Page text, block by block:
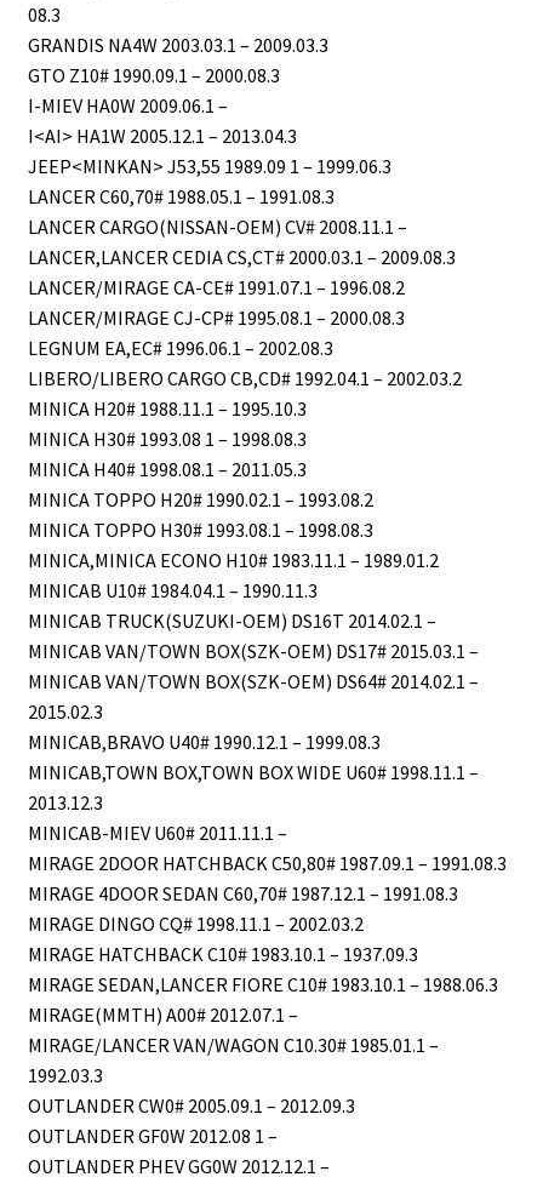
08.3
GRANDIS NA4W 2003.03.1 – 2009.03.3
GTO Z10# 1990.09.1 – 2000.08.3
I-MIEV HA0W 2009.06.1 –
I<AI> HA1W 2005.12.1 – 2013.04.3
JEEP<MINKAN> J53,55 1989.09 1 – 1999.06.3
LANCER C60,70# 1988.05.1 – 1991.08.3
LANCER CARGO(NISSAN-OEM) CV# 2008.11.1 –
LANCER,LANCER CEDIA CS,CT# 2000.03.1 – 2009.08.3
LANCER/MIRAGE CA-CE# 1991.07.1 – 1996.08.2
LANCER/MIRAGE CJ-CP# 1995.08.1 – 2000.08.3
LEGNUM EA,EC# 1996.06.1 – 2002.08.3
LIBERO/LIBERO CARGO CB,CD# 1992.04.1 – 2002.03.2
MINICA H20# 1988.11.1 – 1995.10.3
MINICA H30# 1993.08 1 – 1998.08.3
MINICA H40# 1998.08.1 – 2011.05.3
MINICA TOPPO H20# 1990.02.1 – 1993.08.2
MINICA TOPPO H30# 1993.08.1 – 1998.08.3
MINICA,MINICA ECONO H10# 1983.11.1 – 1989.01.2
MINICAB U10# 1984.04.1 – 1990.11.3
MINICAB TRUCK(SUZUKI-OEM) DS16T 2014.02.1 –
MINICAB VAN/TOWN BOX(SZK-OEM) DS17# 2015.03.1 –
MINICAB VAN/TOWN BOX(SZK-OEM) DS64# 2014.02.1 –
2015.02.3
MINICAB,BRAVO U40# 1990.12.1 – 1999.08.3
MINICAB,TOWN BOX,TOWN BOX WIDE U60# 1998.11.1 –
2013.12.3
MINICAB-MIEV U60# 2011.11.1 –
MIRAGE 2DOOR HATCHBACK C50,80# 1987.09.1 – 1991.08.3
MIRAGE 4DOOR SEDAN C60,70# 1987.12.1 – 1991.08.3
MIRAGE DINGO CQ# 1998.11.1 – 2002.03.2
MIRAGE HATCHBACK C10# 1983.10.1 – 1937.09.3
MIRAGE SEDAN,LANCER FIORE C10# 1983.10.1 – 1988.06.3
MIRAGE(MMTH) A00# 2012.07.1 –
MIRAGE/LANCER VAN/WAGON C10.30# 1985.01.1 –
1992.03.3
OUTLANDER CW0# 2005.09.1 – 2012.09.3
OUTLANDER GF0W 2012.08 1 –
OUTLANDER PHEV GG0W 2012.12.1 –